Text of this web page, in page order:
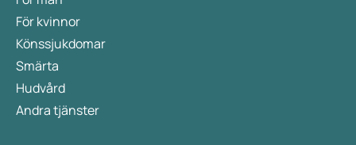
För kvinnor
Könssjukdomar
Smärta
Hudvård
Andra tjänster